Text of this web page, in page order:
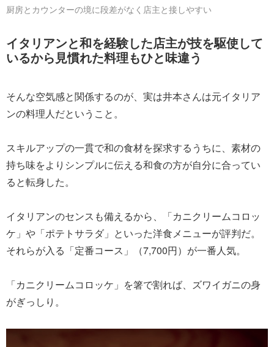
厨房とカウンターの境に段差がなく店主と接しやすい
イタリアンと和を経験した店主が技を駆使して
いるから見慣れた料理もひと味違う
そんな空気感と関係するのが、実は井本さんは元イタリア
ンの料理人だということ。
スキルアップの一貫で和の食材を探求するうちに、素材の
持ち味をよりシンプルに伝える和食の方が自分に合ってい
ると転身した。
イタリアンのセンスも備えるから、「カニクリームコロッ
ケ」や「ポテトサラダ」といった洋食メニューが評判だ。
それらが入る「定番コース」（7,700円）が一番人気。
「カニクリームコロッケ」を箸で割れば、ズワイガニの身
がぎっしり。